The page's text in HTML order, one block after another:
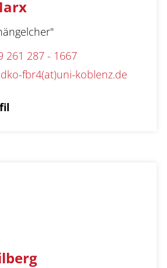
261 287 - 1667
fbr4(at)uni-koblenz.de